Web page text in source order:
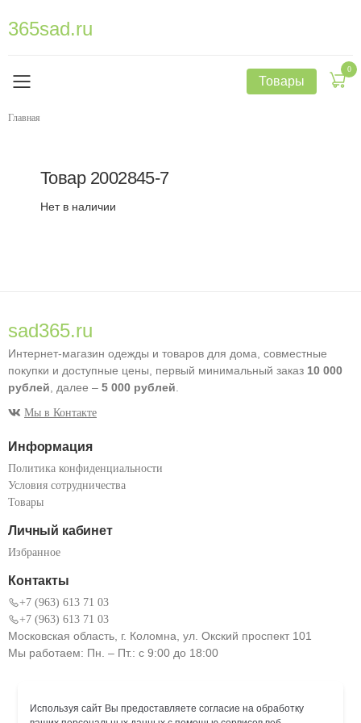
365sad.ru
Товары
0
Главная
Товар 2002845-7
Нет в наличии
sad365.ru
Интернет-магазин одежды и товаров для дома, совместные
покупки и доступные цены, первый минимальный заказ 10 000
рублей , далее – 5 000 рублей
Мы в Контакте
Информация
Политика конфиденциальности
Условия сотрудничества
Товары
Личный кабинет
Избранное
Контакты
+7 (963) 613 71 03
+7 (963) 613 71 03
Московская область, г. Коломна, ул. Окский проспект 101
Мы работаем: Пн. – Пт.: с 9:00 до 18:00
Используя сайт Вы предоставляете согласие на обработку